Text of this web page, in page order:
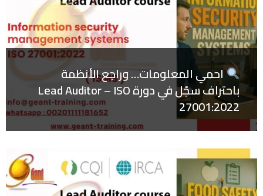
احمِي المعلومات… وراجع الأنظمة
باحتراف سجّل في دورة Lead Auditor – ISO
27001:2022